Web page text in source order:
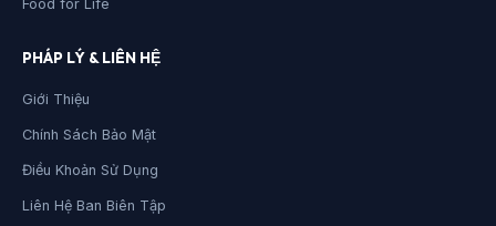
Food for Life
PHÁP LÝ & LIÊN HỆ
Giới Thiệu
Chính Sách Bảo Mật
Điều Khoản Sử Dụng
Liên Hệ Ban Biên Tập